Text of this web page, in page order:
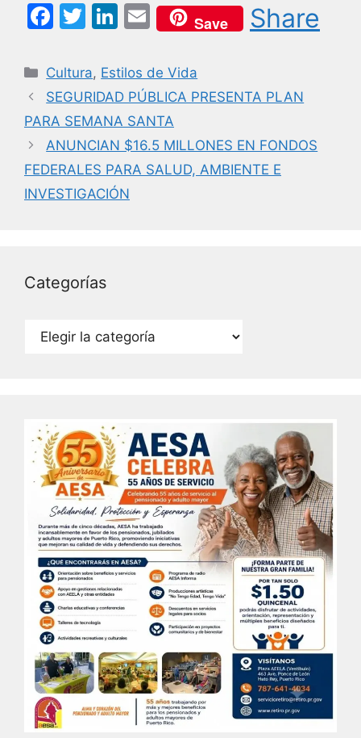
F
c
e
b
o
o
k
T
itt
er
Li
k
e
dI
n
E
m
ai
l
Save Share
Categorías
Cultura, Estilos de Vida
SEGURIDAD PÚBLICA PRESENTA PLAN
PARA SEMANA SANTA
ANUNCIAN $16.5 MILLONES EN FONDOS
FEDERALES PARA SALUD, AMBIENTE E
INVESTIGACIÓN
Categorías
Categorías